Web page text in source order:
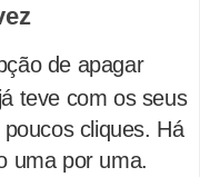
de apagar
teve com os seus
cliques. Há
uma por uma.